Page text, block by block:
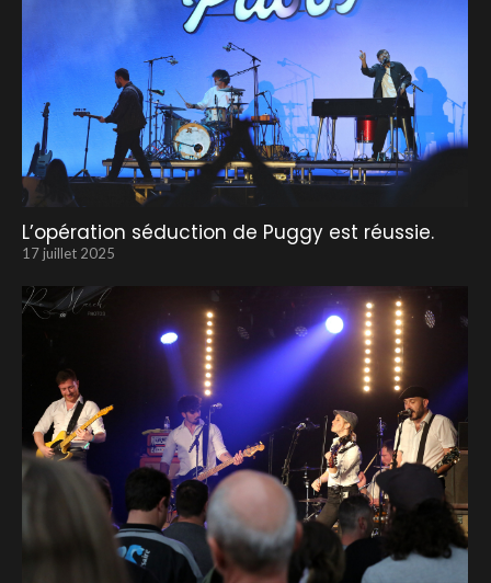
L’opération séduction de Puggy est réussie.
17 juillet 2025